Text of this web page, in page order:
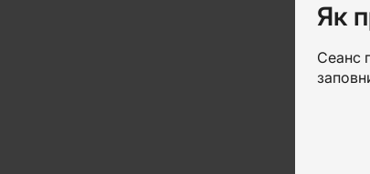
Як
Сеанс